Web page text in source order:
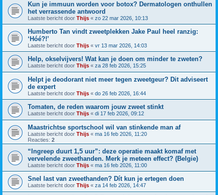
Kun je immuun worden voor botox? Dermatologen onthullen
het verrassende antwoord
Laatste bericht door Thijs « zo 22 mar 2026, 10:13
Humberto Tan vindt zweetplekken Jake Paul heel ranzig:
‘Hóé?!’
Laatste bericht door Thijs « vr 13 mar 2026, 14:03
Help, okselvijvers! Wat kan je doen om minder te zweten?
Laatste bericht door Thijs « za 28 feb 2026, 15:25
Helpt je deodorant niet meer tegen zweetgeur? Dit adviseert
de expert
Laatste bericht door Thijs « do 26 feb 2026, 16:44
Tomaten, de reden waarom jouw zweet stinkt
Laatste bericht door Thijs « di 17 feb 2026, 09:12
Maastrichtse sportschool wil van stinkende man af
Laatste bericht door Thijs « ma 16 feb 2026, 11:20
Reacties: 2
“Ingreep duurt 1,5 uur”: deze operatie maakt komaf met
vervelende zweethanden. Merk je meteen effect? (Belgie)
Laatste bericht door Thijs « ma 16 feb 2026, 11:00
Snel last van zweethanden? Dít kun je ertegen doen
Laatste bericht door Thijs « za 14 feb 2026, 14:47